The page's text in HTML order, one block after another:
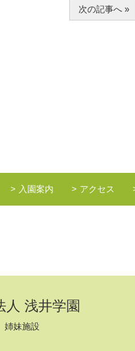
次の記事へ »
入園案内 アクセス
人 浅井学園
姉妹施設